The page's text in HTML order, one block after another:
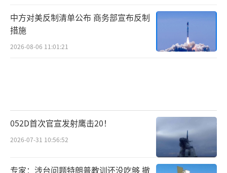
中方对美反制清单公布 商务部宣布反制
措施
2026-08-06 11:01:21
052D首次官宣发射鹰击20！
2026-07-31 10:56:52
专家：涉台问题特朗普教训还没吃够 撤